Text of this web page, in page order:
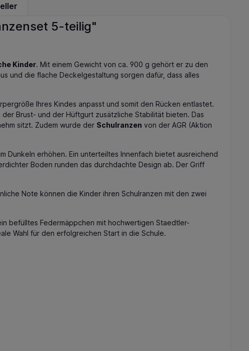
5-teilig"
Kinder. Mit einem Gewicht von ca. 900 g gehört er zu den
und die flache Deckelgestaltung sorgen dafür, dass alles
Ihres Kindes anpasst und somit den Rücken entlastet.
Brust- und der Hüftgurt zusätzliche Stabilität bieten. Das
sitzt. Zudem wurde der Schulranzen von der AGR (Aktion
Dunkeln erhöhen. Ein unterteiltes Innenfach bietet ausreichend
Boden runden das durchdachte Design ab. Der Griff
Note können die Kinder ihren Schulranzen mit den zwei
befülltes Federmäppchen mit hochwertigen Staedtler-
Wahl für den erfolgreichen Start in die Schule.